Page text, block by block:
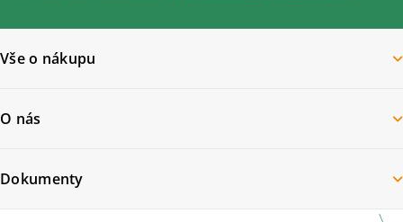
Vše o nákupu
O nás
Dokumenty